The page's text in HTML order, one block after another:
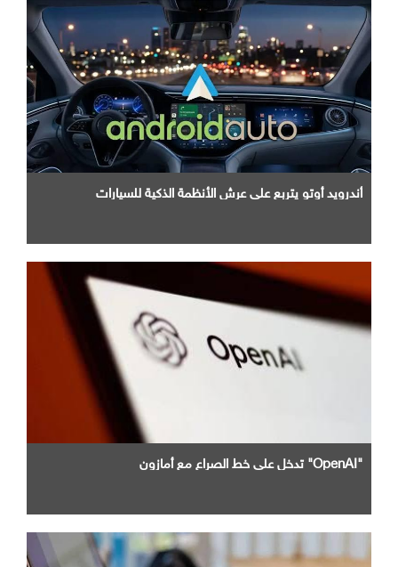
أندرويد أوتو يتربع علي عرش الأنظمة الذكية للسيارات
"OpenAI" تدخل علي خط الصراع مع أمازون